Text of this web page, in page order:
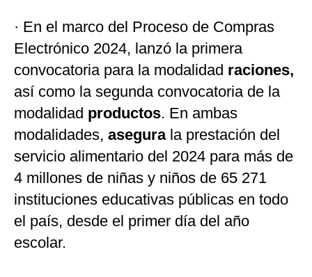
· En el marco del Proceso de Compras
Electrónico 2024, lanzó la primera
convocatoria para la modalidad raciones,
así como la segunda convocatoria de la
modalidad productos. En ambas
modalidades, asegurala prestación del
servicio alimentario del 2024 para más de
4 millones de niñas y niños de 65 271
instituciones educativas públicas en todo
el país, desde el primer día del año
escolar.